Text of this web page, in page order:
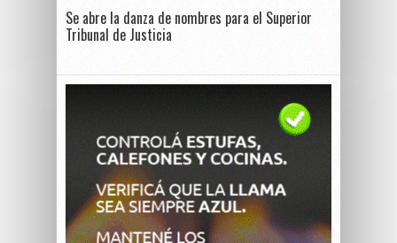
Se abre la danza de nombres para el Superior
Tribunal de Justicia